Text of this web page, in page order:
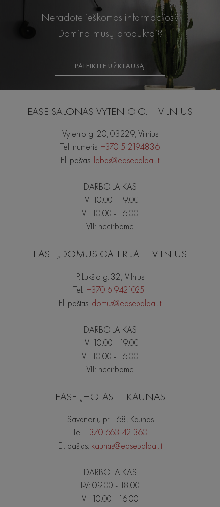
Neradote ieškomos informacijos?
Domina mūsų produktai?
PATEIKITE UŽKLAUSĄ
EASE SALONAS VYTENIO G. | VILNIUS
Vytenio g. 20, 03229, Vilnius
Tel. numeris: +370 5 2194836
El. paštas: labas@easebaldai.lt
DARBO LAIKAS
I-V: 10.00 - 19.00
VI: 10.00 - 16.00
VII: nedirbame
EASE „DOMUS GALERIJA" | VILNIUS
P. Lukšio g. 32, Vilnius
Tel.: +370 6 9421025
El. paštas: domus@easebaldai.lt
DARBO LAIKAS
I-V: 10.00 - 19.00
VI: 10.00 - 16.00
VII: nedirbame
EASE „HOLAS" | KAUNAS
Savanorių pr. 168, Kaunas
Tel. +370 663 42 360
El. paštas: kaunas@easebaldai.lt
DARBO LAIKAS
I-V: 09.00 - 18.00
VI: 10.00 - 16.00